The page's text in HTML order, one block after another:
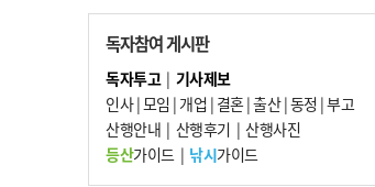
군사기밀 유출자 색출 지시
7
부산 주유소 휘발유 평균가 ℓ당 1849원…
전주보다 3원 ↓
8
[속보] ‘심판 성접대’ 논란 축구협회 공식 사
과…“현재는 부적절 행위 없어”
독자참여 게시판
독자투고| 기사제보
인사|모임 | 개업 | 결혼|출산|동정 |부고
산행안내 | 산행후기 | 산행사진
등산가이드| 낚시가이드